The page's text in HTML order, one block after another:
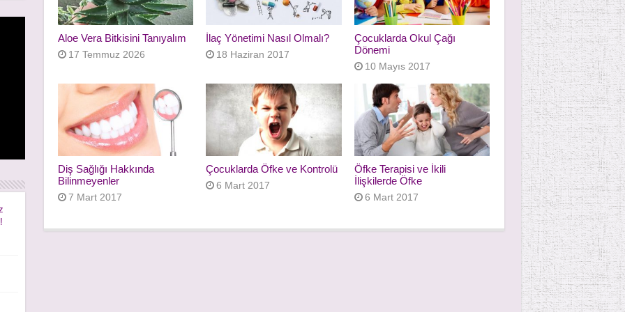
Aloe Vera Bitkisini Tanıyalım
17 Temmuz 2026
İlaç Yönetimi Nasıl Olmalı?
18 Haziran 2017
Çocuklarda Okul Çağı
Dönemi
10 Mayıs 2017
Diş Sağlığı Hakkında
Bilinmeyenler
7 Mart 2017
Çocuklarda Öfke ve Kontrolü
6 Mart 2017
Öfke Terapisi ve İkili
İlişkilerde Öfke
6 Mart 2017